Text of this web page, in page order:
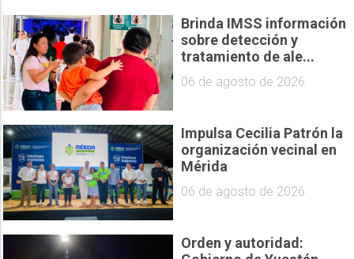
Brinda IMSS información
sobre detección y
tratamiento de ale...
06 de agosto de 2026
Impulsa Cecilia Patrón la
organización vecinal en
Mérida
06 de agosto de 2026
Orden y autoridad: